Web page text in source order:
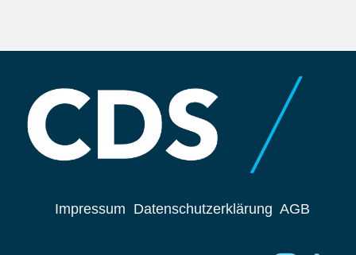
Impressum Datenschutzerklärung AGB